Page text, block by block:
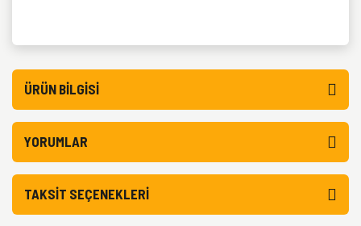
ÜRÜN BILGISI
YORUMLAR
TAKSIT SEÇENEKLERI